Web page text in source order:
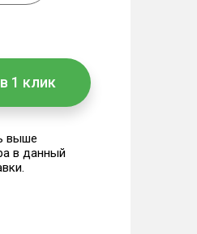
1 клик
выше
в данный